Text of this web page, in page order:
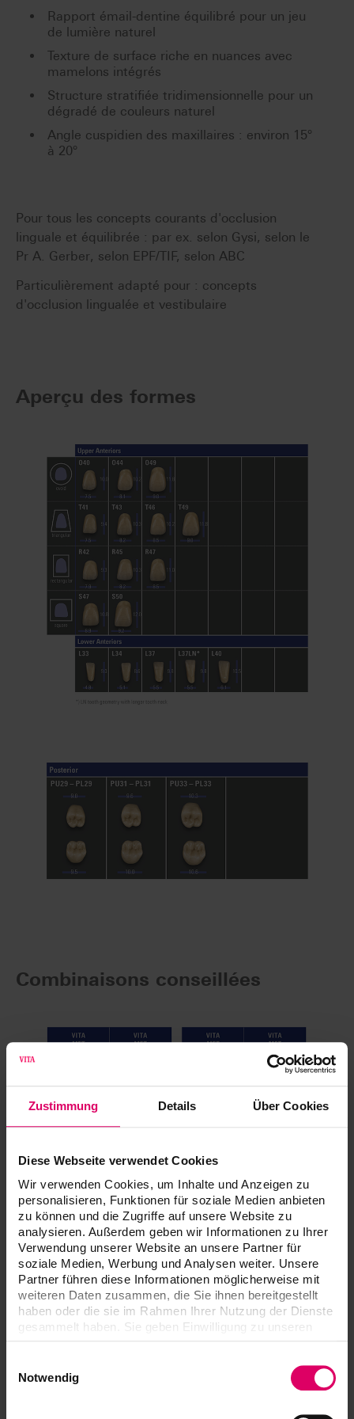
Zustimmung Details Über Cookies
Diese Webseite verwendet Cookies
Wir verwenden Cookies, um Inhalte und Anzeigen zu
personalisieren, Funktionen für soziale Medien anbieten
zu können und die Zugriffe auf unsere Website zu
analysieren. Außerdem geben wir Informationen zu Ihrer
Verwendung unserer Website an unsere Partner für
soziale Medien, Werbung und Analysen weiter. Unsere
Partner führen diese Informationen möglicherweise mit
weiteren Daten zusammen, die Sie ihnen bereitgestellt
haben oder die sie im Rahmen Ihrer Nutzung der Dienste
gesammelt haben. Sie geben Einwilligung zu unseren
Notwendig
Rapport émail-dentine équilibré pour un jeu
de lumière naturel
Texture de surface riche en nuances avec
mamelons intégrés
Structure stratifiée tridimensionnelle pour un
dégradé de couleurs naturel
Angle cuspidien des maxillaires : environ 15°
à 20°
Pour tous les concepts courants d'occlusion
linguale et équilibrée : par ex. selon Gysi, selon le
Pr A. Gerber, selon EPF/TIF, selon ABC
Particulièrement adapté pour : concepts
d'occlusion lingualée et vestibulaire
Aperçu des formes
Combinaisons conseillées